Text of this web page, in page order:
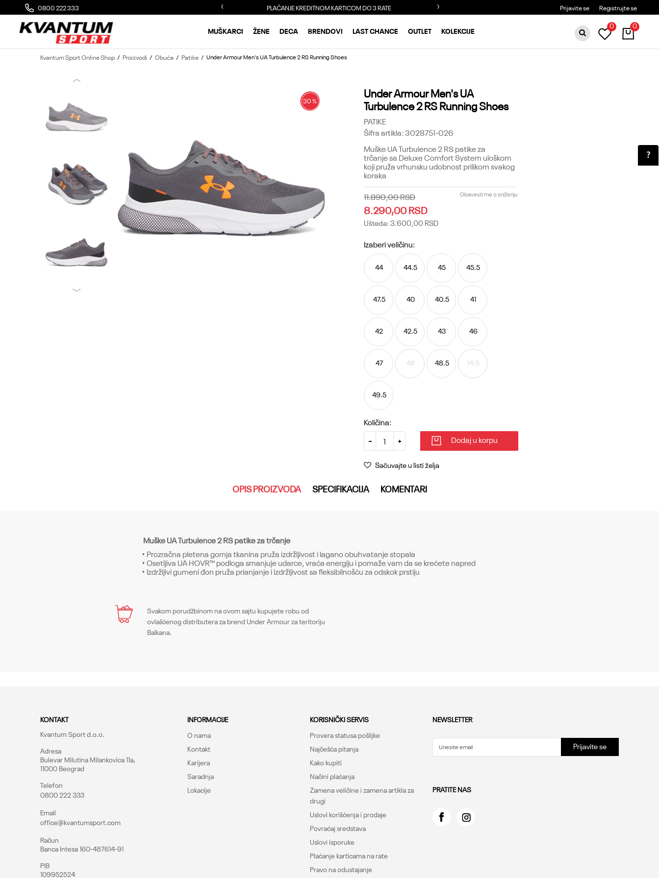
0800 222 333
MOGUĆA ZAMENA 14 DANA OD DOSTAVE PLAĆANJE KREDITNOM KARTICOM DO 3 RATE BESPLATNA DOSTAVA ZA PORUDŽBINE PREKO 6000RSD
Prijavite se Registrujte se
MUŠKARCI ŽENE DECA BRENDOVI LAST CHANCE OUTLET KOLEKCIJE 0
0
Kvantum Sport Online Shop Proizvodi Obuća Patike Under Armour Men's UA Turbulence 2 RS Running Shoes
30%
Under Armour Men's UA
Turbulence 2 RS Running Shoes
PATIKE
Šifra artikla:3028751-026
MuškeUA Turbulence 2 RS patike za
trčanje sa Deluxe Comfort System uloškom
koji pruža vrhunsku udobnost prilikom svakog
koraka
11.890,00RSD
8.290,00RSD
Ušteda: 3.600,00 RSD
Obavesti me o sniženju
Izaberi veličinu:
44 44.5 45 45.5
47.5 40 40.5 41
42 42.5 43 46
47 48 48.5 14.5
49.5
Količina:
Dodaj u korpu
Sačuvajte u listi želja
OPIS PROIZVODA SPECIFIKACIJA KOMENTARI
Muške UA Turbulence 2 RS patike za trčanje
• Prozračna pletena gornja tkanina pruža izdržljivost i lagano obuhvatanje stopala
• Osetljiva UA HOVR™ podloga smanjuje udarce, vraća energiju i pomaže vam da se krećete napred
• Izdržljivi gumeni đon pruža prianjanje i izdržljivost sa fleksibilnošću za odskok prstiju
Kategorija
Pol
Pošalji
Svakom porudžbinom na ovom sajtu kupujete robu od
ovlašćenog distributera za brend Under Armour za teritoriju
Balkana.
KONTAKT
Kvantum Sport d.o.o.
Adresa
Bulevar Milutina Milankovica 11a,
11000 Beograd
Telefon
0800 222 333
Email
office@kvantumsport.com
Račun
Banca Intesa 160-487614-91
PIB
109952524
INFORMACIJE
O nama
Kontakt
Karijera
Saradnja
Lokacije
KORISNIČKI SERVIS
Provera statusa pošiljke
Najčešća pitanja
Kako kupiti
Načini plaćanja
Zamena veličine i zamena artikla za
drugi
Uslovi korišćenja i prodaje
Povraćaj sredstava
Uslovi isporuke
Plaćanje karticama na rate
Pravo na odustajanje
NEWSLETTER
Prijavite se
PRATITE NAS